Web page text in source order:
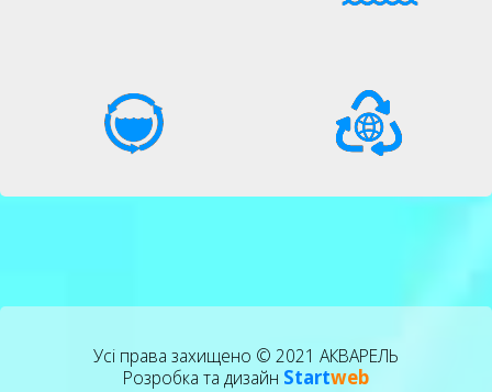
Усі права захищено © 2021 АКВАРЕЛЬ
Розробка та дизайн Startweb